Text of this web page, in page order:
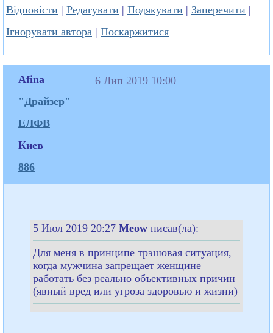
Відповісти | Редагувати | Подякувати | Заперечити |
Ігнорувати автора | Поскаржитися
Afina
"Драйзер"
ЕЛФВ
Киев
886
6 Лип 2019 10:00
5 Июл 2019 20:27 Meow писав(ла):
Для меня в принципе трэшовая ситуация,
когда мужчина запрещает женщине
работать без реально объективных причин
(явный вред или угроза здоровью и жизни)